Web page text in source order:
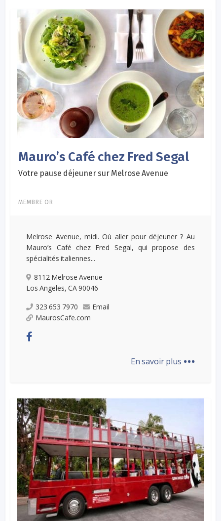
Mauro’s Café chez Fred Segal
Votre pause déjeuner sur Melrose Avenue
MEMBRE OR
Melrose Avenue, midi. Où aller pour déjeuner ? Au
Mauro’s Café chez Fred Segal, qui propose des
spécialités italiennes...
8112 Melrose Avenue
Los Angeles, CA 90046
323 653 7970
Email
MaurosCafe.com
En savoir plus ...